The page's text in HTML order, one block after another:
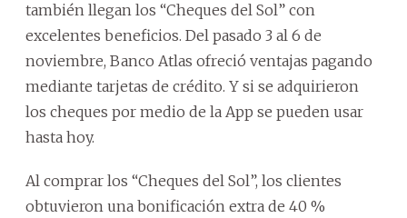
también llegan los “Cheques del Sol” con
excelentes beneficios. Del pasado 3 al 6 de
noviembre, Banco Atlas ofreció ventajas pagando
mediante tarjetas de crédito. Y si se adquirieron
los cheques por medio de la App se pueden usar
hasta hoy.
Al comprar los “Cheques del Sol”, los clientes
obtuvieron una bonificación extra de 40 %